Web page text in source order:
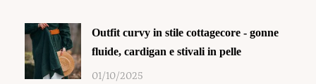
Outfit curvy in stile cottagecore - gonne
fluide, cardigan e stivali in pelle
01/10/2025